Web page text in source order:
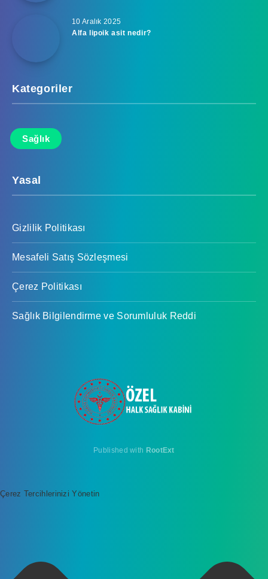
10 Aralık 2025
Alfa lipoik asit nedir?
Kategoriler
Sağlık
Yasal
Gizlilik Politikası
Mesafeli Satış Sözleşmesi
Çerez Politikası
Sağlık Bilgilendirme ve Sorumluluk Reddi
Published with RootExt
Çerez Tercihlerinizi Yönetin